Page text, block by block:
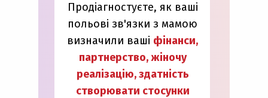
Продіагностуєте, як ваші
польові зв'язки з мамою
визначили ваші фінанси,
партнерство, жіночу
реалізацію, здатність
створювати стосунки